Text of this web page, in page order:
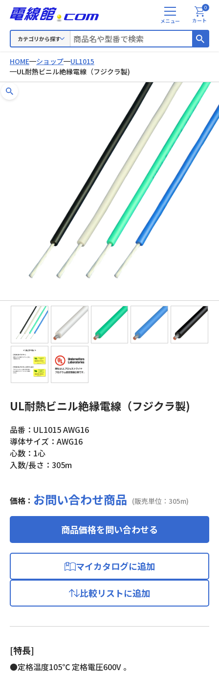
カテゴリから探す
メ
ニ
カート
0
HOME ショップ
UL1015
UL耐熱ビニル絶縁電線（フジクラ製)
UL耐熱ビニル絶縁電線（フジクラ製)
品番：UL1015 AWG16
導体サイズ：AWG16
心数：1心
入数/長さ：305m
価格： お問い合わせ商品 (販売単位：305m)
商品価格を問い合わせる
マイカタログに追加
比較リストに追加
[特長]
●定格温度105℃ 定格電圧600V 。